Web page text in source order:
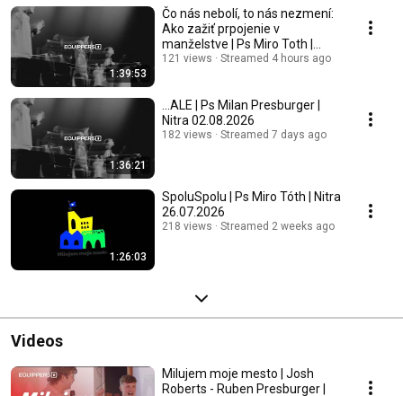
1:39:53
Čo nás nebolí, to nás nezmení:
Ako zažiť prpojenie v
manželstve | Ps Miro Toth |
Nitra 09.08.2026
121 views Streamed 4 hours ago
1:36:21
...ALE | Ps Milan Presburger |
Nitra 02.08.2026
182 views Streamed 7 days ago
1:26:03
SpoluSpolu | Ps Miro Tóth | Nitra
26.07.2026
218 views Streamed 2 weeks ago
Videos
Milujem moje mesto | Josh
Roberts - Ruben Presburger |